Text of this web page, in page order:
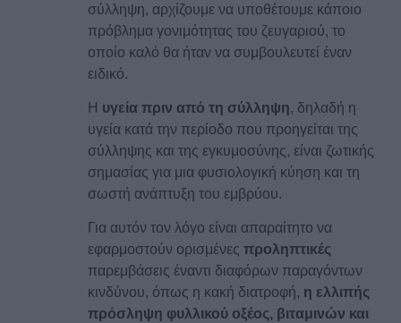
σύλληψη, αρχίζουμε να υποθέτουμε κάποιο
πρόβλημα γονιμότητας του ζευγαριού, το
οποίο καλό θα ήταν να συμβουλευτεί έναν
ειδικό.
Η υγεία πριν από τη σύλληψη, δηλαδή η
υγεία κατά την περίοδο που προηγείται της
σύλληψης και της εγκυμοσύνης, είναι ζωτικής
σημασίας για μια φυσιολογική κύηση και τη
σωστή ανάπτυξη του εμβρύου.
Για αυτόν τον λόγο είναι απαραίτητο να
εφαρμοστούν ορισμένες προληπτικές
παρεμβάσεις έναντι διαφόρων παραγόντων
κινδύνου, όπως η κακή διατροφή, η ελλιπής
πρόσληψη φυλλικού οξέος, βιταμινών και